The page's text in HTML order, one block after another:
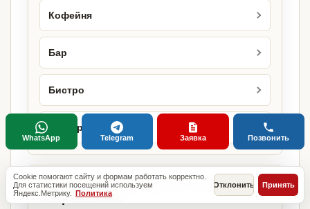
Кофейня
Бар
Бистро
Бургерная
Городские страницы по этому
направлению
Cookie помогают сайту и формам работать корректно.
Для статистики посещений используем
Яндекс.Метрику. Политика
Отклонить Принять
WhatsApp Telegram Заявка Позвонить